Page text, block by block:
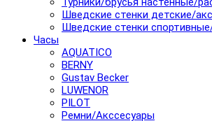
Шведские стенки детские/
Шведские стенки
Часы
AQUATICO
BERNY
Gustav Becker
LUWENOR
PILOT
Pемни/Акссесуары